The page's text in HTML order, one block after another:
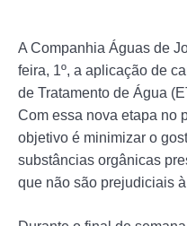
A Companhia Águas de
feira, 1º, a aplicação de
de Tratamento de Água
Com essa nova etapa no
objetivo é minimizar o
substâncias orgânicas
que não são prejudiciais